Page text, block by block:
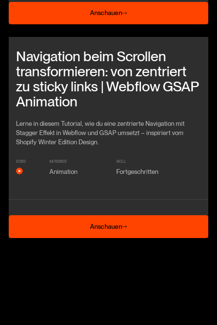
Anschauen
Anschauen
Navigation beim Scrollen
transformieren: von zentriert
zu sticky links | Webflow GSAP
Animation
Lerne in diesem Tutorial, wie du eine zentrierte Navigation mit
Stagger Effekt in Webflow und GSAP umsetzt – inspiriert vom
Shopify Winter Edition Design.
VIDEO KATEGORIE
Animation
SKILL
Fortgeschritten
Anschauen
Anschauen